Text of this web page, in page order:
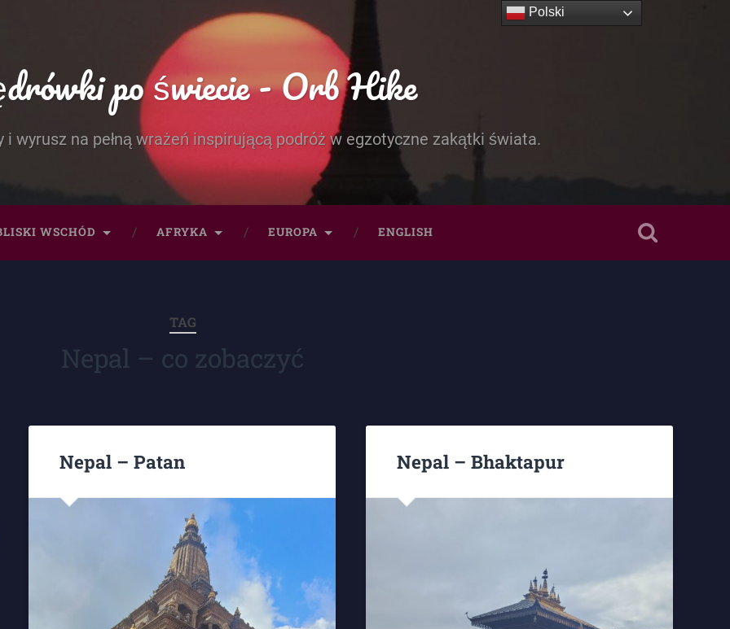
po świecie - Orb Hike
i wyrusz na pełną wrażeń inspirującą podróż w egzotyczne zakątki świata.
WSCHÓD AFRYKA EUROPA ENGLISH
TAG
Nepal – co zobaczyć
Nepal – Patan Nepal – Bhaktapur
Polski